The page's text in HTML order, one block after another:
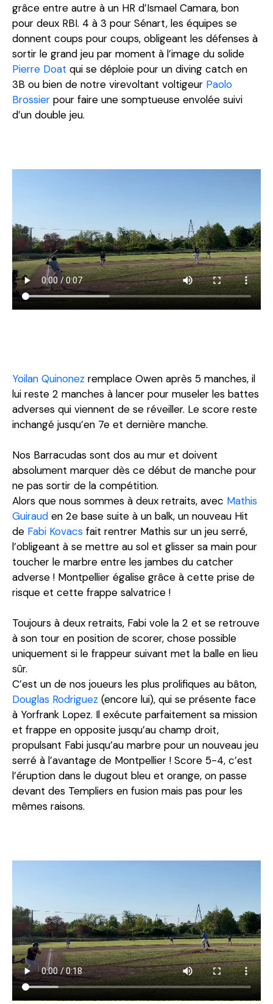
grâce entre autre à un HR d’Ismael Camara, bon
pour deux RBI. 4 à 3 pour Sénart, les équipes se
donnent coups pour coups, obligeant les défenses à
sortir le grand jeu par moment à l’image du solide
Pierre Doat qui se déploie pour un diving catch en
3B ou bien de notre virevoltant voltigeur Paolo
Brossier pour faire une somptueuse envolée suivi
d’un double jeu.
Yoilan Quinonez remplace Owen après 5 manches, il
lui reste 2 manches à lancer pour museler les battes
adverses qui viennent de se réveiller. Le score reste
inchangé jusqu’en 7e et dernière manche.
Nos Barracudas sont dos au mur et doivent
absolument marquer dès ce début de manche pour
ne pas sortir de la compétition.
Alors que nous sommes à deux retraits, avec Mathis
Guiraud en 2e base suite à un balk, un nouveau Hit
de Fabi Kovacs fait rentrer Mathis sur un jeu serré,
l’obligeant à se mettre au sol et glisser sa main pour
toucher le marbre entre les jambes du catcher
adverse ! Montpellier égalise grâce à cette prise de
risque et cette frappe salvatrice !
Toujours à deux retraits, Fabi vole la 2 et se retrouve
à son tour en position de scorer, chose possible
uniquement si le frappeur suivant met la balle en lieu
sûr.
C’est un de nos joueurs les plus prolifiques au bâton,
Douglas Rodriguez (encore lui), qui se présente face
à Yorfrank Lopez. Il exécute parfaitement sa mission
et frappe en opposite jusqu’au champ droit,
propulsant Fabi jusqu’au marbre pour un nouveau jeu
serré à l’avantage de Montpellier ! Score 5-4, c’est
l’éruption dans le dugout bleu et orange, on passe
devant des Templiers en fusion mais pas pour les
mêmes raisons.